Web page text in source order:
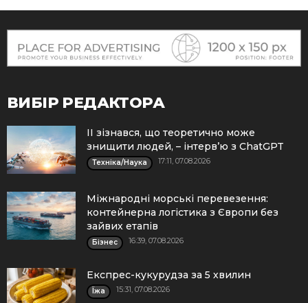
ВИБІР РЕДАКТОРА
ІІ зізнався, що теоретично може
знищити людей, – інтерв’ю з ChatGPT
Техніка/Наука 17:11, 07.08.2026
Міжнародні морські перевезення:
контейнерна логістика з Європи без
зайвих етапів
Бізнес 16:39, 07.08.2026
Експрес-кукурудза за 5 хвилин
Їжа 15:31, 07.08.2026